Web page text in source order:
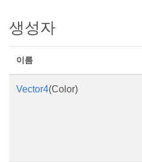
생성자
이름
Vector4(Color)